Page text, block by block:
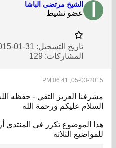
الشيخ مرتضى الباشا
عضو نشيط
تاريخ التسجيل: 31-01-2015
المشاركات: 129
05-03-2015, 06:41 PM
مشرفنا العزيز التقي - حفظه
السلام عليكم ورحمة الله
هذا الموضوع تكرر في المنتدى
للمواضيع الثلاثة